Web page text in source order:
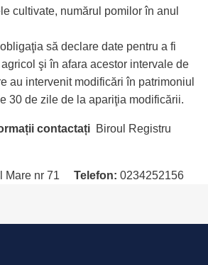
cultivate, numărul pomilor în anul
să declare date pentru a fi
şi în afara acestor intervale de
au intervenit modificări în patrimoniul
30 de zile de la apariţia modificării.
contactați Biroul Registru
Mare nr 71 Telefon: 0234252156